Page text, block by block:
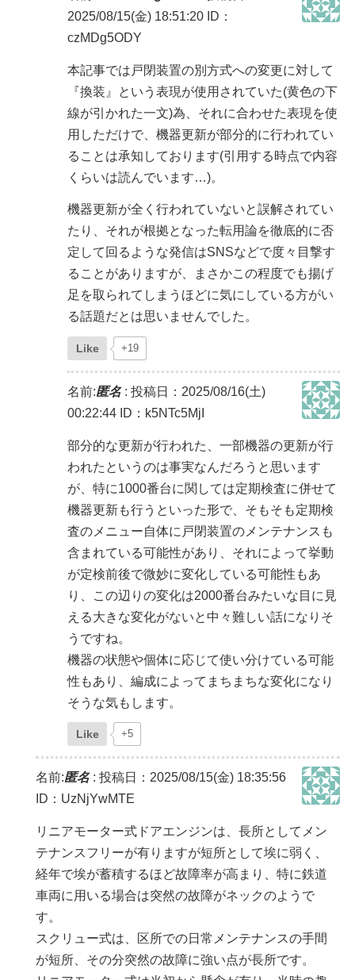
2025/08/15(金) 18:51:20 ID：
czMDg5ODY
本記事では戸閉装置の別方式への変更に対して
『換装』という表現が使用されていた(黄色の下
線が引かれた一文)為、それに合わせた表現を使
用しただけで、機器更新が部分的に行われてい
ることは承知しております(引用する時点で内容
くらいは読んでいます…)。
機器更新が全く行われていないと誤解されてい
たり、それが根拠となった転用論を徹底的に否
定して回るような発信はSNSなどで度々目撃す
ることがありますが、まさかこの程度でも揚げ
足を取られてしまうほどに気にしている方がい
る話題だとは思いませんでした。
Like +19
名前:匿名: 投稿日：2025/08/16(土)
00:22:44 ID：k5NTc5MjI
部分的な更新が行われた、一部機器の更新が行
われたというのは事実なんだろうと思います
が、特に1000番台に関しては定期検査に併せて
機器更新も行うといった形で、そもそも定期検
査のメニュー自体に戸閉装置のメンテナンスも
含まれている可能性があり、それによって挙動
が定検前後で微妙に変化している可能性もあ
り、この辺りの変化は2000番台みたいな目に見
える大きな変化がないと中々難しい話になりそ
うですね。
機器の状態や個体に応じて使い分けている可能
性もあり、編成によってまちまちな変化になり
そうな気もします。
Like +5
名前:匿名: 投稿日：2025/08/15(金) 18:35:56
ID：UzNjYwMTE
リニアモーター式ドアエンジンは、長所としてメン
テナンスフリーが有りますが短所として埃に弱く、
経年で埃が蓄積するほど故障率が高まり、特に鉄道
車両に用いる場合は突然の故障がネックのようで
す。
スクリュー式は、区所での日常メンテナンスの手間
が短所、その分突然の故障に強い点が長所です。